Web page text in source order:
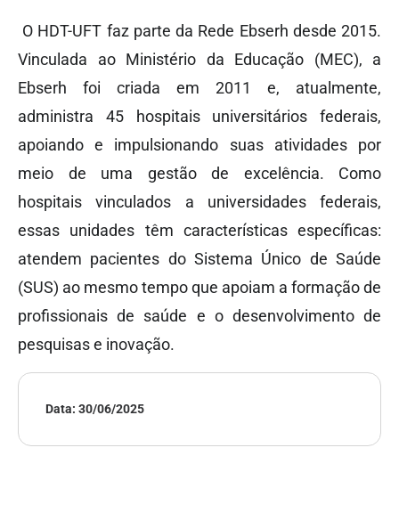
O HDT-UFT faz parte da Rede Ebserh desde 2015.
Vinculada ao Ministério da Educação (MEC), a
Ebserh foi criada em 2011 e, atualmente,
administra 45 hospitais universitários federais,
apoiando e impulsionando suas atividades por
meio de uma gestão de excelência. Como
hospitais vinculados a universidades federais,
essas unidades têm características específicas:
atendem pacientes do Sistema Único de Saúde
(SUS) ao mesmo tempo que apoiam a formação de
profissionais de saúde e o desenvolvimento de
pesquisas e inovação.
Data: 30/06/2025